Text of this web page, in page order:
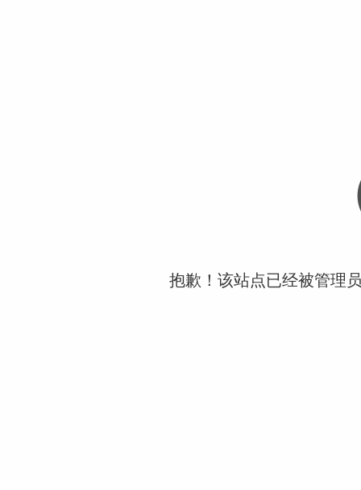
抱歉！该站点已经被管理